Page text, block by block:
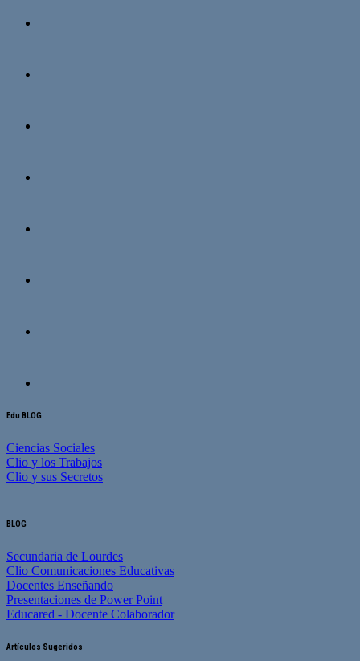
Edu BLOG
Ciencias Sociales
Clio y los Trabajos
Clio y sus Secretos
BLOG
Secundaria de Lourdes
Clio Comunicaciones Educativas
Docentes Enseñando
Presentaciones de Power Point
Educared - Docente Colaborador
Artículos Sugeridos